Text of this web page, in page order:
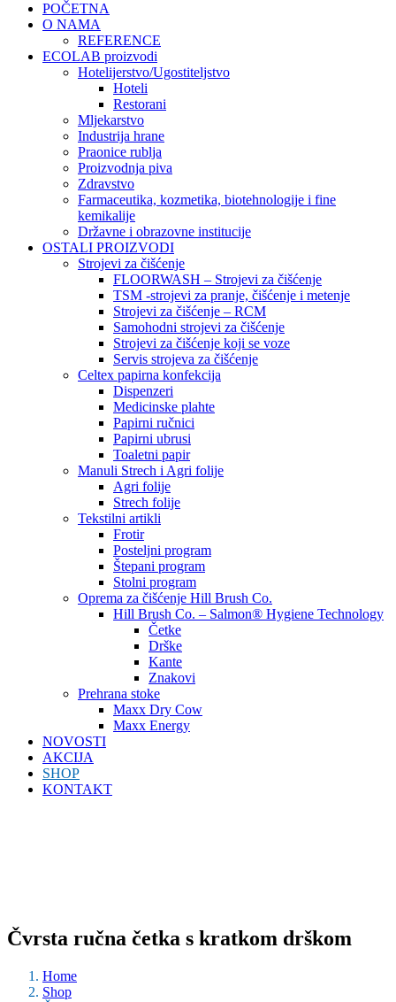
POČETNA
O NAMA
REFERENCE
ECOLAB proizvodi
Hotelijerstvo/Ugostiteljstvo
Hoteli
Restorani
Mljekarstvo
Industrija hrane
Praonice rublja
Proizvodnja piva
Zdravstvo
Farmaceutika, kozmetika, biotehnologije i fine
kemikalije
Državne i obrazovne institucije
OSTALI PROIZVODI
Strojevi za čišćenje
FLOORWASH – Strojevi za čišćenje
TSM -strojevi za pranje, čišćenje i metenje
Strojevi za čišćenje – RCM
Samohodni strojevi za čišćenje
Strojevi za čišćenje koji se voze
Servis strojeva za čišćenje
Celtex papirna konfekcija
Dispenzeri
Medicinske plahte
Papirni ručnici
Papirni ubrusi
Toaletni papir
Manuli Strech i Agri folije
Agri folije
Strech folije
Tekstilni artikli
Frotir
Posteljni program
Štepani program
Stolni program
Oprema za čišćenje Hill Brush Co.
Hill Brush Co. – Salmon® Hygiene Technology
Četke
Drške
Kante
Znakovi
Prehrana stoke
Maxx Dry Cow
Maxx Energy
NOVOSTI
AKCIJA
SHOP
KONTAKT
Čvrsta ručna četka s kratkom drškom
Home
Shop